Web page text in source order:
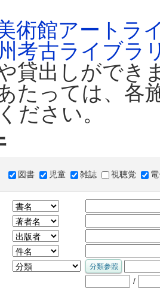
術館アートラ
考古ライブラ
貸出しができ
たっては、各
ださい。
図書 児童 雑誌 視聴覚
/